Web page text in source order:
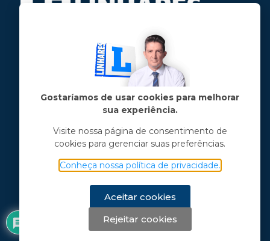
Jose Linhares Jr é maranhense.
Formado em Jornalismo, estudou filosofia
e tem pós-graduações em ciência política
e marketing político.
Menu principal
Notícias
Opinião
Chama o Linhares
Gostaríamos de usar cookies para melhorar
sua experiência.
Visite nossa página de consentimento de
cookies para gerenciar suas preferências.
Conheça nossa política de privacidade.
Aceitar cookies
Rejeitar cookies